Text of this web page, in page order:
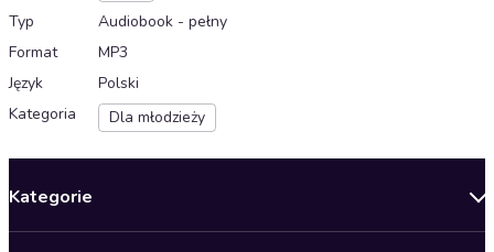
Typ
Audiobook - pełny
Format
MP3
Język
Polski
Kategoria
Dla młodzieży
Kategorie